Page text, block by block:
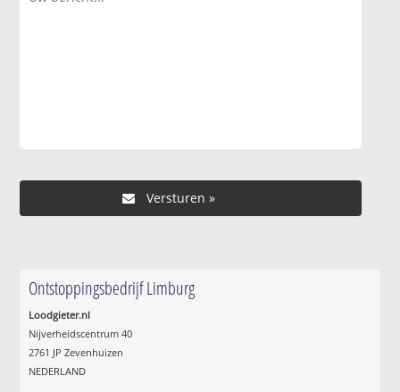
Ontstoppingsbedrijf Limburg
Loodgieter.nl
Nijverheidscentrum 40
2761 JP Zevenhuizen
NEDERLAND